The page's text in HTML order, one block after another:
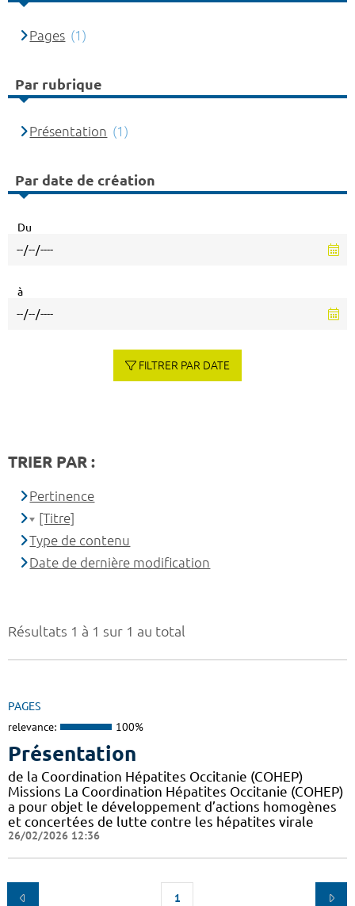
Résultats 1 à 1 sur 1 au total
PAGES
relevance: 100%
Présentation
de la Coordination Hépatites Occitanie (COHEP)
Missions La Coordination Hépatites Occitanie (COHEP)
a pour objet le développement d’actions homogènes
et concertées de lutte contre les hépatites virale
26/02/2026 12:36
1
Pages (1)
Par rubrique
Présentation (1)
Par date de création
Du
à
FILTRER PAR DATE
TRIER PAR :
Pertinence
[Titre]
Type de contenu
Date de dernière modification